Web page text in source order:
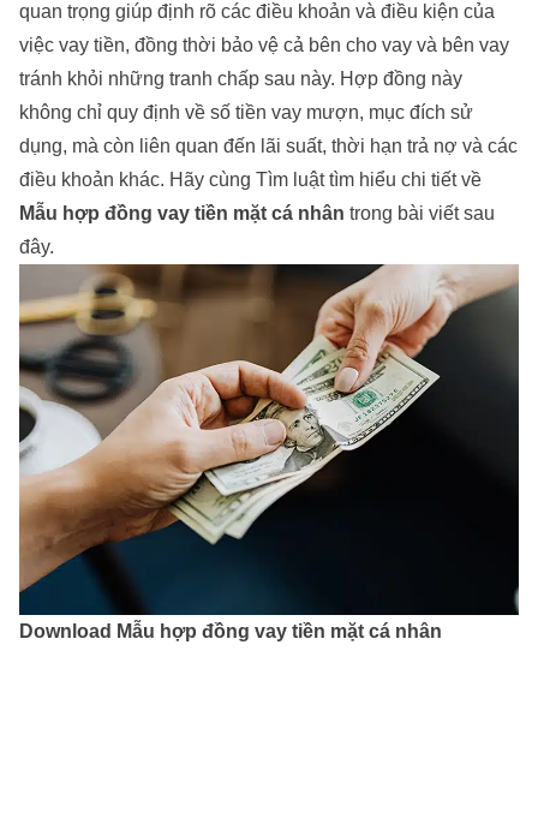
quan trọng giúp định rõ các điều khoản và điều kiện của
việc vay tiền, đồng thời bảo vệ cả bên cho vay và bên vay
tránh khỏi những tranh chấp sau này. Hợp đồng này
không chỉ quy định về số tiền vay mượn, mục đích sử
dụng, mà còn liên quan đến lãi suất, thời hạn trả nợ và các
điều khoản khác. Hãy cùng Tìm luật tìm hiểu chi tiết về
Mẫu hợp đồng vay tiền mặt cá nhân trong bài viết sau
đây.
Download Mẫu hợp đồng vay tiền mặt cá nhân